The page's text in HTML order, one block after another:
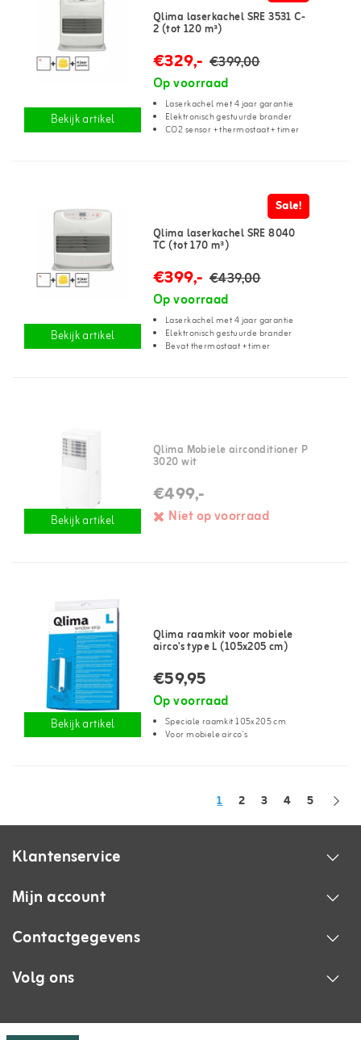
Bekijk artikel
Qlima laserkachel SRE 3531 C-
2 (tot 120 m³)
€329,- €399,00
Op voorraad
Laserkachel met 4 jaar garantie
Elektronisch gestuurde brander
CO2 sensor + thermostaat + timer
Bekijk artikel
Sale!
Qlima laserkachel SRE 8040
TC (tot 170 m³)
€399,- €439,00
Op voorraad
Laserkachel met 4 jaar garantie
Elektronisch gestuurde brander
Bevat thermostaat + timer
Bekijk artikel
Qlima Mobiele airconditioner P
3020 wit
€499,-
Niet op voorraad
Bekijk artikel
Qlima raamkit voor mobiele
airco's type L (105x205 cm)
€59,95
Op voorraad
Speciale raamkit 105x205 cm
Voor mobiele airco's
1 2 3 4 5
Klantenservice
Mijn account
Contactgegevens
Volg ons